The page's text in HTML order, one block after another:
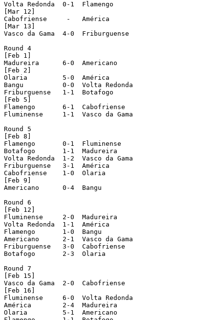
Volta Redonda  0-1  Flamengo
[Mar 12]
Cabofriense     -   América
[Mar 13]
Vasco da Gama  4-0  Friburguense
Round 4
[Feb 1]
Madureira      6-0  Americano
[Feb 2]
Olaria         5-0  América
Bangu          0-0  Volta Redonda
Friburguense   1-1  Botafogo
[Feb 5]
Flamengo       6-1  Cabofriense
Fluminense     1-1  Vasco da Gama
Round 5
[Feb 8]
Flamengo       0-1  Fluminense
Botafogo       1-1  Madureira
Volta Redonda  1-2  Vasco da Gama
Friburguense   3-1  América
Cabofriense    1-0  Olaria
[Feb 9]
Americano      0-4  Bangu
Round 6
[Feb 12]
Fluminense     2-0  Madureira
Volta Redonda  1-1  América
Flamengo       1-0  Bangu
Americano      2-1  Vasco da Gama
Friburguense   3-0  Cabofriense
Botafogo       2-3  Olaria
Round 7
[Feb 15]
Vasco da Gama  2-0  Cabofriense
[Feb 16]
Fluminense     6-0  Volta Redonda
América        2-4  Madureira
Olaria         5-1  Americano